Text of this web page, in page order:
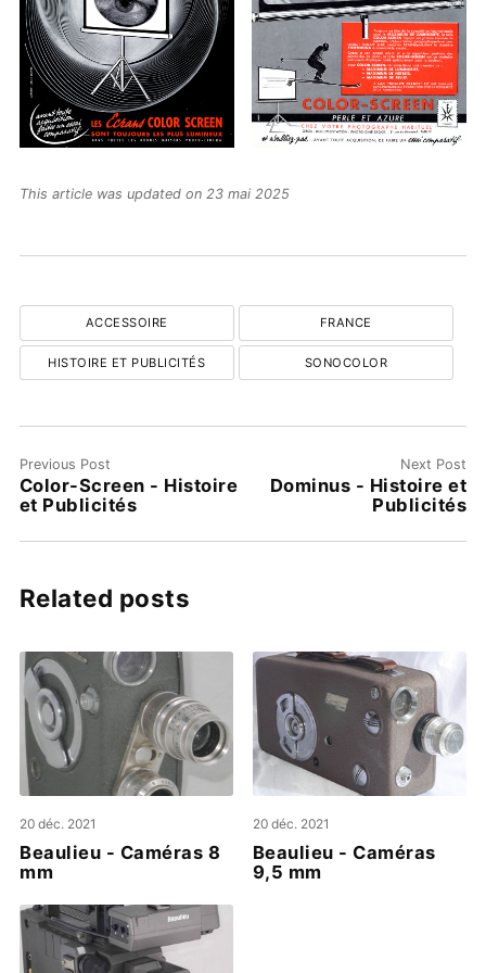
This article was updated on 23 mai 2025
ACCESSOIRE FRANCE
HISTOIRE ET PUBLICITÉS SONOCOLOR
Previous Post
Color-Screen - Histoire
et Publicités
Next Post
Dominus - Histoire et
Publicités
Related posts
20 déc. 2021
Beaulieu - Caméras 8
mm
20 déc. 2021
Beaulieu - Caméras
9,5 mm